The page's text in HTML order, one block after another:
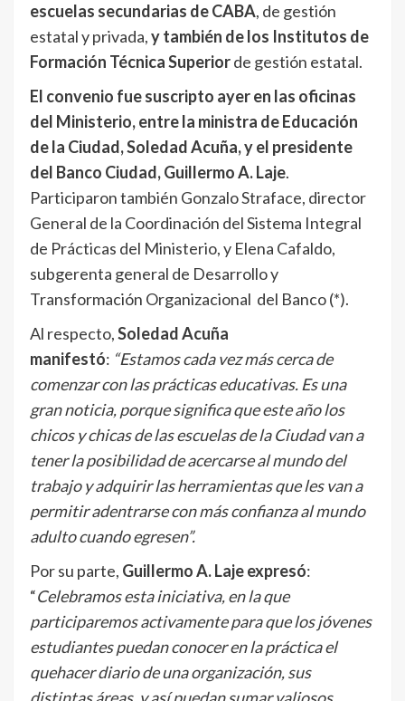
escuelas secundarias de CABA, de gestión
estatal y privada,y también de los Institutos de
Formación Técnica Superiorde gestión estatal.
El convenio fue suscripto ayer en las oficinas
del Ministerio, entre la ministra de Educación
de la Ciudad, Soledad Acuña, y el presidente
del Banco Ciudad, Guillermo A. Laje.
Participaron también Gonzalo Straface, director
General de la Coordinación del Sistema Integral
de Prácticas del Ministerio, y Elena Cafaldo,
subgerenta general de Desarrollo y
Transformación Organizacional del Banco (*).
Al respecto,Soledad Acuña
manifestó: “Estamos cada vez más cerca de
comenzar con las prácticas educativas. Es una
gran noticia, porque significa que este año los
chicos y chicas de las escuelas de la Ciudad van a
tener la posibilidad de acercarse al mundo del
trabajo y adquirir las herramientas que les van a
permitir adentrarse con más confianza al mundo
adulto cuando egresen”.
Por su parte, Guillermo A. Laje expresó:
“Celebramos esta iniciativa, en la que
participaremos activamente para que los jóvenes
estudiantes puedan conocer en la práctica el
quehacer diario de una organización, sus